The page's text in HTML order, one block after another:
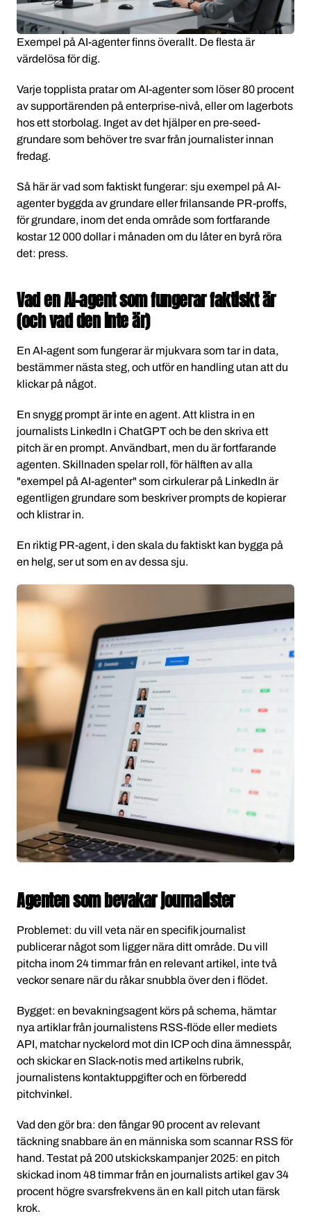
Exempel på AI-agenter finns överallt. De flesta är
värdelösa för dig.
Varje topplista pratar om AI-agenter som löser 80 procent
av supportärenden på enterprise-nivå, eller om lagerbots
hos ett storbolag. Inget av det hjälper en pre-seed-
grundare som behöver tre svar från journalister innan
fredag.
Så här är vad som faktiskt fungerar: sju exempel på AI-
agenter byggda av grundare eller frilansande PR-proffs,
för grundare, inom det enda område som fortfarande
kostar 12 000 dollar i månaden om du låter en byrå röra
det: press.
Vad en AI-agent som fungerar faktiskt är
(och vad den inte är)
En AI-agent som fungerar är mjukvara som tar in data,
bestämmer nästa steg, och utför en handling utan att du
klickar på något.
En snygg prompt är inte en agent. Att klistra in en
journalists LinkedIn i ChatGPT och be den skriva ett
pitch är en prompt. Användbart, men du är fortfarande
agenten. Skillnaden spelar roll, för hälften av alla
"exempel på AI-agenter" som cirkulerar på LinkedIn är
egentligen grundare som beskriver prompts de kopierar
och klistrar in.
En riktig PR-agent, i den skala du faktiskt kan bygga på
en helg, ser ut som en av dessa sju.
Agenten som bevakar journalister
Problemet: du vill veta när en specifik journalist
publicerar något som ligger nära ditt område. Du vill
pitcha inom 24 timmar från en relevant artikel, inte två
veckor senare när du råkar snubbla över den i flödet.
Bygget: en bevakningsagent körs på schema, hämtar
nya artiklar från journalistens RSS-flöde eller mediets
API, matchar nyckelord mot din ICP och dina ämnesspår,
och skickar en Slack-notis med artikelns rubrik,
journalistens kontaktuppgifter och en förberedd
pitchvinkel.
Vad den gör bra: den fångar 90 procent av relevant
täckning snabbare än en människa som scannar RSS för
hand. Testat på 200 utskickskampanjer 2025: en pitch
skickad inom 48 timmar från en journalists artikel gav 34
procent högre svarsfrekvens än en kall pitch utan färsk
krok.